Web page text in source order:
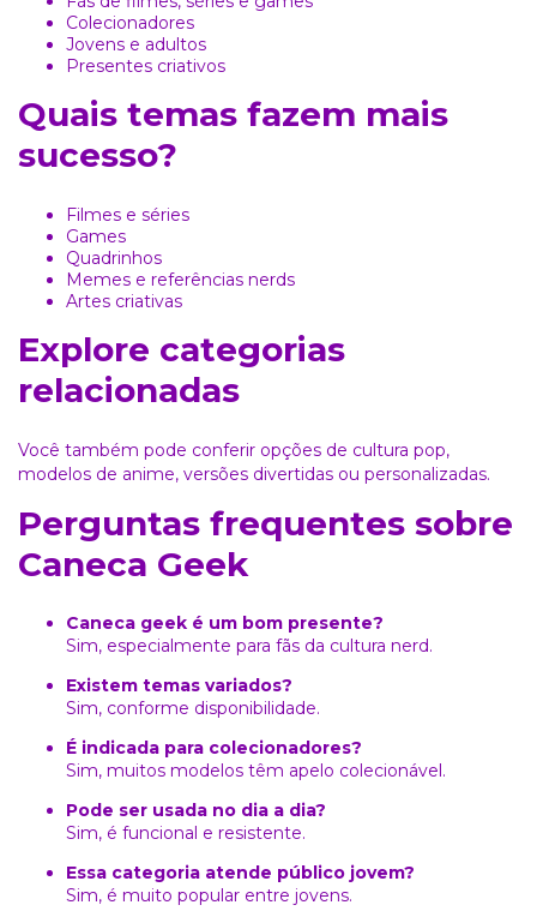
Colecionadores
Jovens e adultos
Presentes criativos
Quais temas fazem mais
sucesso?
Filmes e séries
Games
Quadrinhos
Memes e referências nerds
Artes criativas
Explore categorias
relacionadas
Você também pode conferir opções de cultura pop,
modelos de anime, versões divertidas ou personalizadas.
Perguntas frequentes sobre
Caneca Geek
Caneca geek é um bom presente?
Sim, especialmente para fãs da cultura nerd.
Existem temas variados?
Sim, conforme disponibilidade.
É indicada para colecionadores?
Sim, muitos modelos têm apelo colecionável.
Pode ser usada no dia a dia?
Sim, é funcional e resistente.
Essa categoria atende público jovem?
Sim, é muito popular entre jovens.